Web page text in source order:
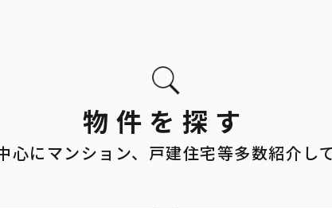
物件を探す
心にマンション、戸建住宅等多数紹介し